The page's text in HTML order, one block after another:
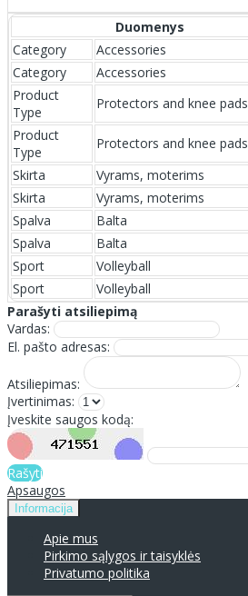
Duomenys
Category
Accessories
Category
Accessories
Product
Type
Protectors and knee pads
Product
Type
Protectors and knee pads
Skirta
Vyrams, moterims
Skirta
Vyrams, moterims
Spalva
Balta
Spalva
Balta
Sport
Volleyball
Sport
Volleyball
Parašyti atsiliepimą
Vardas:
El. pašto adresas:
Atsiliepimas:
Įvertinimas:
Įveskite saugos kodą:
Rašyti
Apsaugos
Informacija
Apie mus
Pirkimo sąlygos ir taisyklės
Privatumo politika